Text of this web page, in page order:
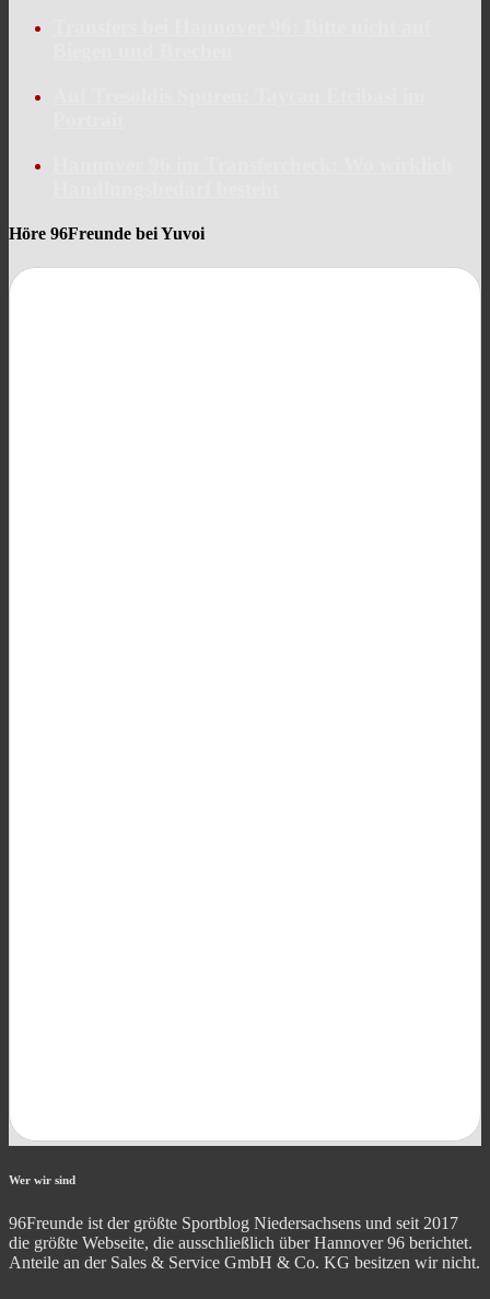
Höre 96Freunde bei Yuvoi
Wer wir sind
96Freunde ist der größte Sportblog Niedersachsens und seit 2017
die größte Webseite, die ausschließlich über Hannover 96 berichtet.
Anteile an der Sales & Service GmbH & Co. KG besitzen wir nicht.